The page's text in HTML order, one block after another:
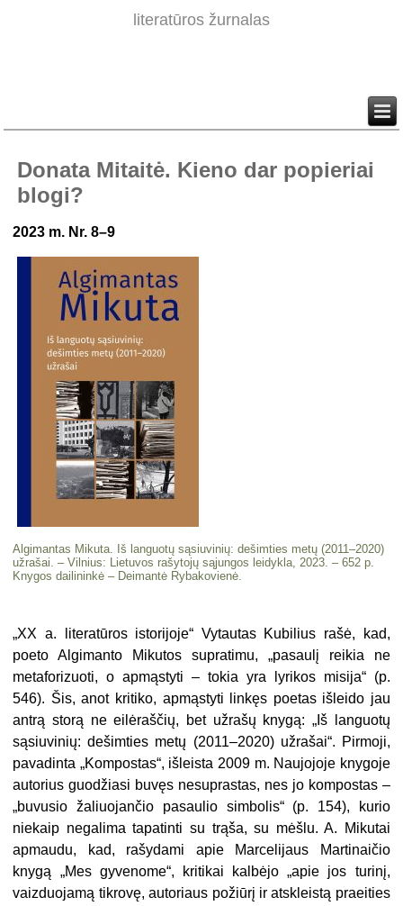
literatūros žurnalas
Donata Mitaitė. Kieno dar popieriai
blogi?
2023 m. Nr. 8–9
Algimantas Mikuta. Iš languotų sąsiuvinių: dešimties metų (2011–2020)
užrašai. – Vilnius: Lietuvos rašytojų sąjungos leidykla, 2023. – 652 p.
Knygos dailininkė – Deimantė Rybakovienė.
„XX a. literatūros istorijoje“ Vytautas Kubilius rašė, kad,
poeto Algimanto Mikutos supratimu, „pasaulį reikia ne
metaforizuoti, o apmąstyti – tokia yra lyrikos misija“ (p.
546). Šis, anot kritiko, apmąstyti linkęs poetas išleido jau
antrą storą ne eilėraščių, bet užrašų knygą: „Iš languotų
sąsiuvinių: dešimties metų (2011–2020) užrašai“. Pirmoji,
pavadinta „Kompostas“, išleista 2009 m. Naujojoje knygoje
autorius guodžiasi buvęs nesuprastas, nes jo kompostas –
„buvusio žaliuojančio pasaulio simbolis“ (p. 154), kurio
niekaip negalima tapatinti su trąša, su mėšlu. A. Mikutai
apmaudu, kad, rašydami apie Marcelijaus Martinaičio
knygą „Mes gyvenome“, kritikai kalbėjo „apie jos turinį,
vaizduojamą tikrovę, autoriaus požiūrį ir atskleistą praeities